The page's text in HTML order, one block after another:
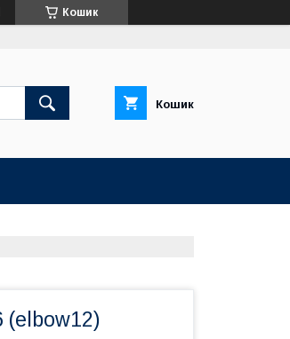
Кошик
Кошик
(elbow12)